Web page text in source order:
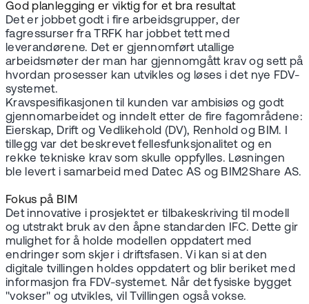
God planlegging er viktig for et bra resultat
Det er jobbet godt i fire arbeidsgrupper, der
fagressurser fra TRFK har jobbet tett med
leverandørene. Det er gjennomført utallige
arbeidsmøter der man har gjennomgått krav og sett på
hvordan prosesser kan utvikles og løses i det nye FDV-
systemet.
Kravspesifikasjonen til kunden var ambisiøs og godt
gjennomarbeidet og inndelt etter de fire fagområdene:
Eierskap, Drift og Vedlikehold (DV), Renhold og BIM. I
tillegg var det beskrevet fellesfunksjonalitet og en
rekke tekniske krav som skulle oppfylles. Løsningen
ble levert i samarbeid med Datec AS og BIM2Share AS.
Fokus på BIM
Det innovative i prosjektet er tilbakeskriving til modell
og utstrakt bruk av den åpne standarden IFC. Dette gir
mulighet for å holde modellen oppdatert med
endringer som skjer i driftsfasen. Vi kan si at den
digitale tvillingen holdes oppdatert og blir beriket med
informasjon fra FDV-systemet. Når det fysiske bygget
"vokser" og utvikles, vil Tvillingen også vokse.